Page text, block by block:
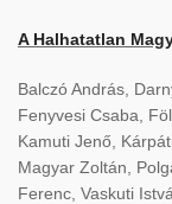
A Halhatatlan
Balczó András,
Fenyvesi Csaba,
Kamuti Jenő,
Magyar Zoltán,
Ferenc, Vaskuti